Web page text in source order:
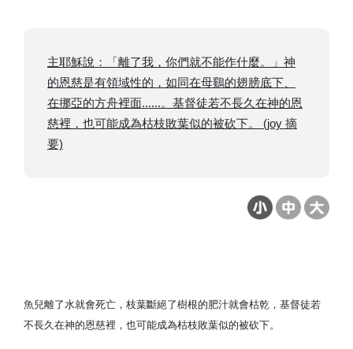
主耶穌說：「離了我，你們就不能作什麼。」神
的恩慈是有領域性的，如同在母鷄的翅膀底下、
在挪亞的方舟裡面......。基督徒若不長久在神的恩
慈裡，也可能成為枯枝敗葉似的被砍下。 (joy 摘
要)
魚兒離了水就會死亡，枝葉斷絕了樹根的肥汁就會枯乾，基督徒若
不長久在神的恩慈裡，也可能成為枯枝敗葉似的被砍下。